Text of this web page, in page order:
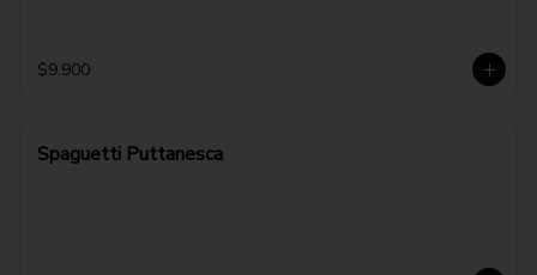
$9.900
Spaguetti Puttanesca